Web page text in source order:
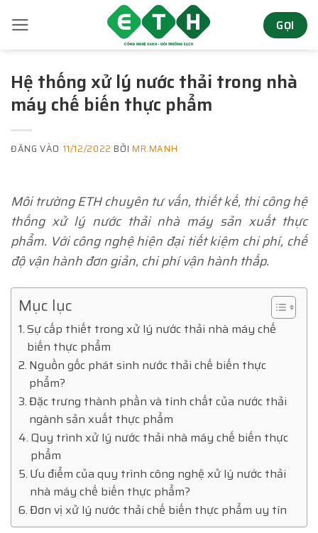
qua
nội
GỌI
Hệ thống xử lý nước thải trong nhà
máy chế biến thực phẩm
ĐĂNG VÀO 11/12/2022 BỞI MR.MANH
Môi trường ETH chuyên tư vấn, thiết kế, thi công hệ
thống xử lý nước thải nhà máy sản xuất thực
phẩm. Với công nghệ hiện đại tiết kiệm chi phí, chế
độ vận hành đơn giản, chi phí vận hành thấp.
Mục lục
Sự cấp thiết trong xử lý nước thải nhà máy chế
biến thực phẩm
Nguồn gốc phát sinh nước thải chế biến thực
phẩm?
Đặc trưng thành phần và tính chất của nước thải
ngành sản xuất thực phẩm
Quy trình xử lý nước thải nhà máy chế biến thực
phẩm
Ưu điểm của quy trình công nghệ xử lý nước thải
nhà máy chế biến thực phẩm?
Đơn vị xử lý nước thải chế biến thực phẩm uy tín